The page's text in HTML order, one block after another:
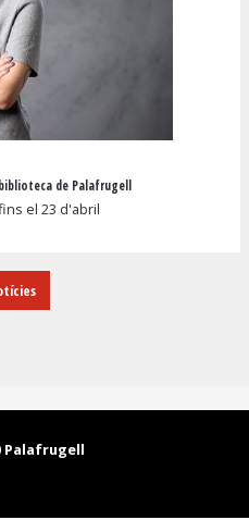
de Palafrugell
el 23 d'abril
Palafrugell